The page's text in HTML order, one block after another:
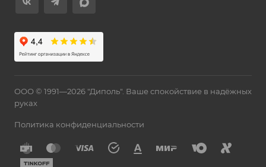
ООО © 1991—2026 "Диполь". Ваше спокойствие в надёжных
руках
Политика конфиденциальности